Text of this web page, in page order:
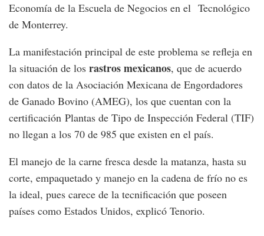
Economía de la Escuela de Negocios en el Tecnológico
de Monterrey.
La manifestación principal de este problema se refleja en
la situación de los rastros mexicanos, que de acuerdo
con datos de la Asociación Mexicana de Engordadores
de Ganado Bovino (AMEG), los que cuentan con la
certificación Plantas de Tipo de Inspección Federal (TIF)
no llegan a los 70 de 985 que existen en el país.
El manejo de la carne fresca desde la matanza, hasta su
corte, empaquetado y manejo en la cadena de frío no es
la ideal, pues carece de la tecnificación que poseen
países como Estados Unidos, explicó Tenorio.